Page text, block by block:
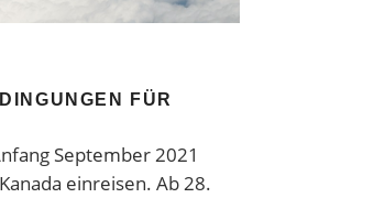
FÜR
September 2021
einreisen. Ab 28.